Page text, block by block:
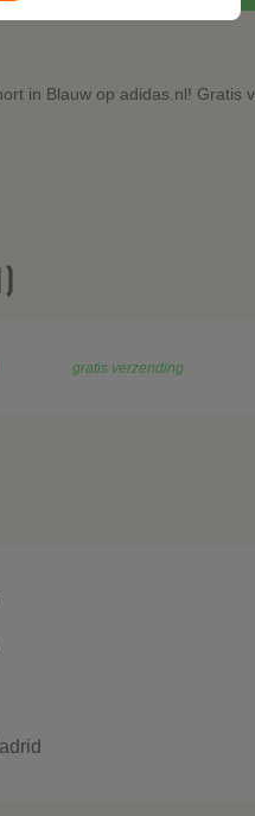
in Blauw op adidas.nl! Gratis
gratis verzending